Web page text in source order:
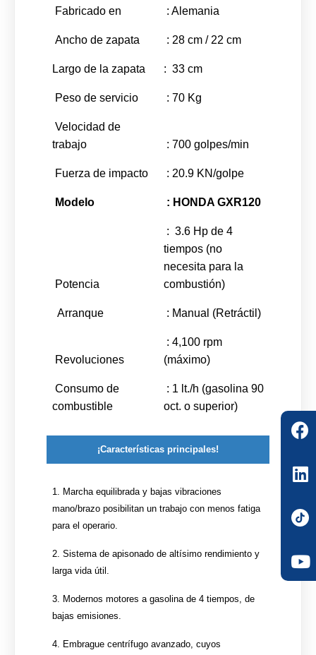
Fabricado en : Alemania
Ancho de zapata : 28 cm / 22 cm
Largo de la zapata : 33 cm
Peso de servicio : 70 Kg
Velocidad de
trabajo
: 700 golpes/min
Fuerza de impacto : 20.9 KN/golpe
Modelo : HONDA GXR120
Potencia
: 3.6 Hp de 4
tiempos (no
necesita para la
combustión)
Arranque : Manual (Retráctil)
Revoluciones
: 4,100 rpm
(máximo)
Consumo de
combustible
: 1 lt./h (gasolina 90
oct. o superior)
¡Características principales!
1. Marcha equilibrada y bajas vibraciones
mano/brazo posibilitan un trabajo con menos fatiga
para el operario.
2. Sistema de apisonado de altísimo rendimiento y
larga vida útil.
3. Modernos motores a gasolina de 4 tiempos, de
bajas emisiones.
4. Embrague centrífugo avanzado, cuyos